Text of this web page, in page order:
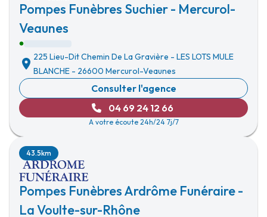
Pompes Funèbres Suchier - Mercurol-
Veaunes
225 Lieu-Dit Chemin De La Gravière - LES LOTS MULE
BLANCHE - 26600 Mercurol-Veaunes
Consulter l'agence
04 69 24 12 66
A votre écoute 24h/24 7j/7
Pompes Funèbres Ardrôme Funéraire -
La Voulte-sur-Rhône
43.5km